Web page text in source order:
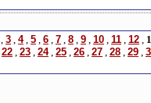
, 3 , 4, 5 , 6 , 7 , 8 , 9 , 10 , 11 , 12 ,
22 , 23 , 24, 25 , 26 , 27 , 28 , 29 ,